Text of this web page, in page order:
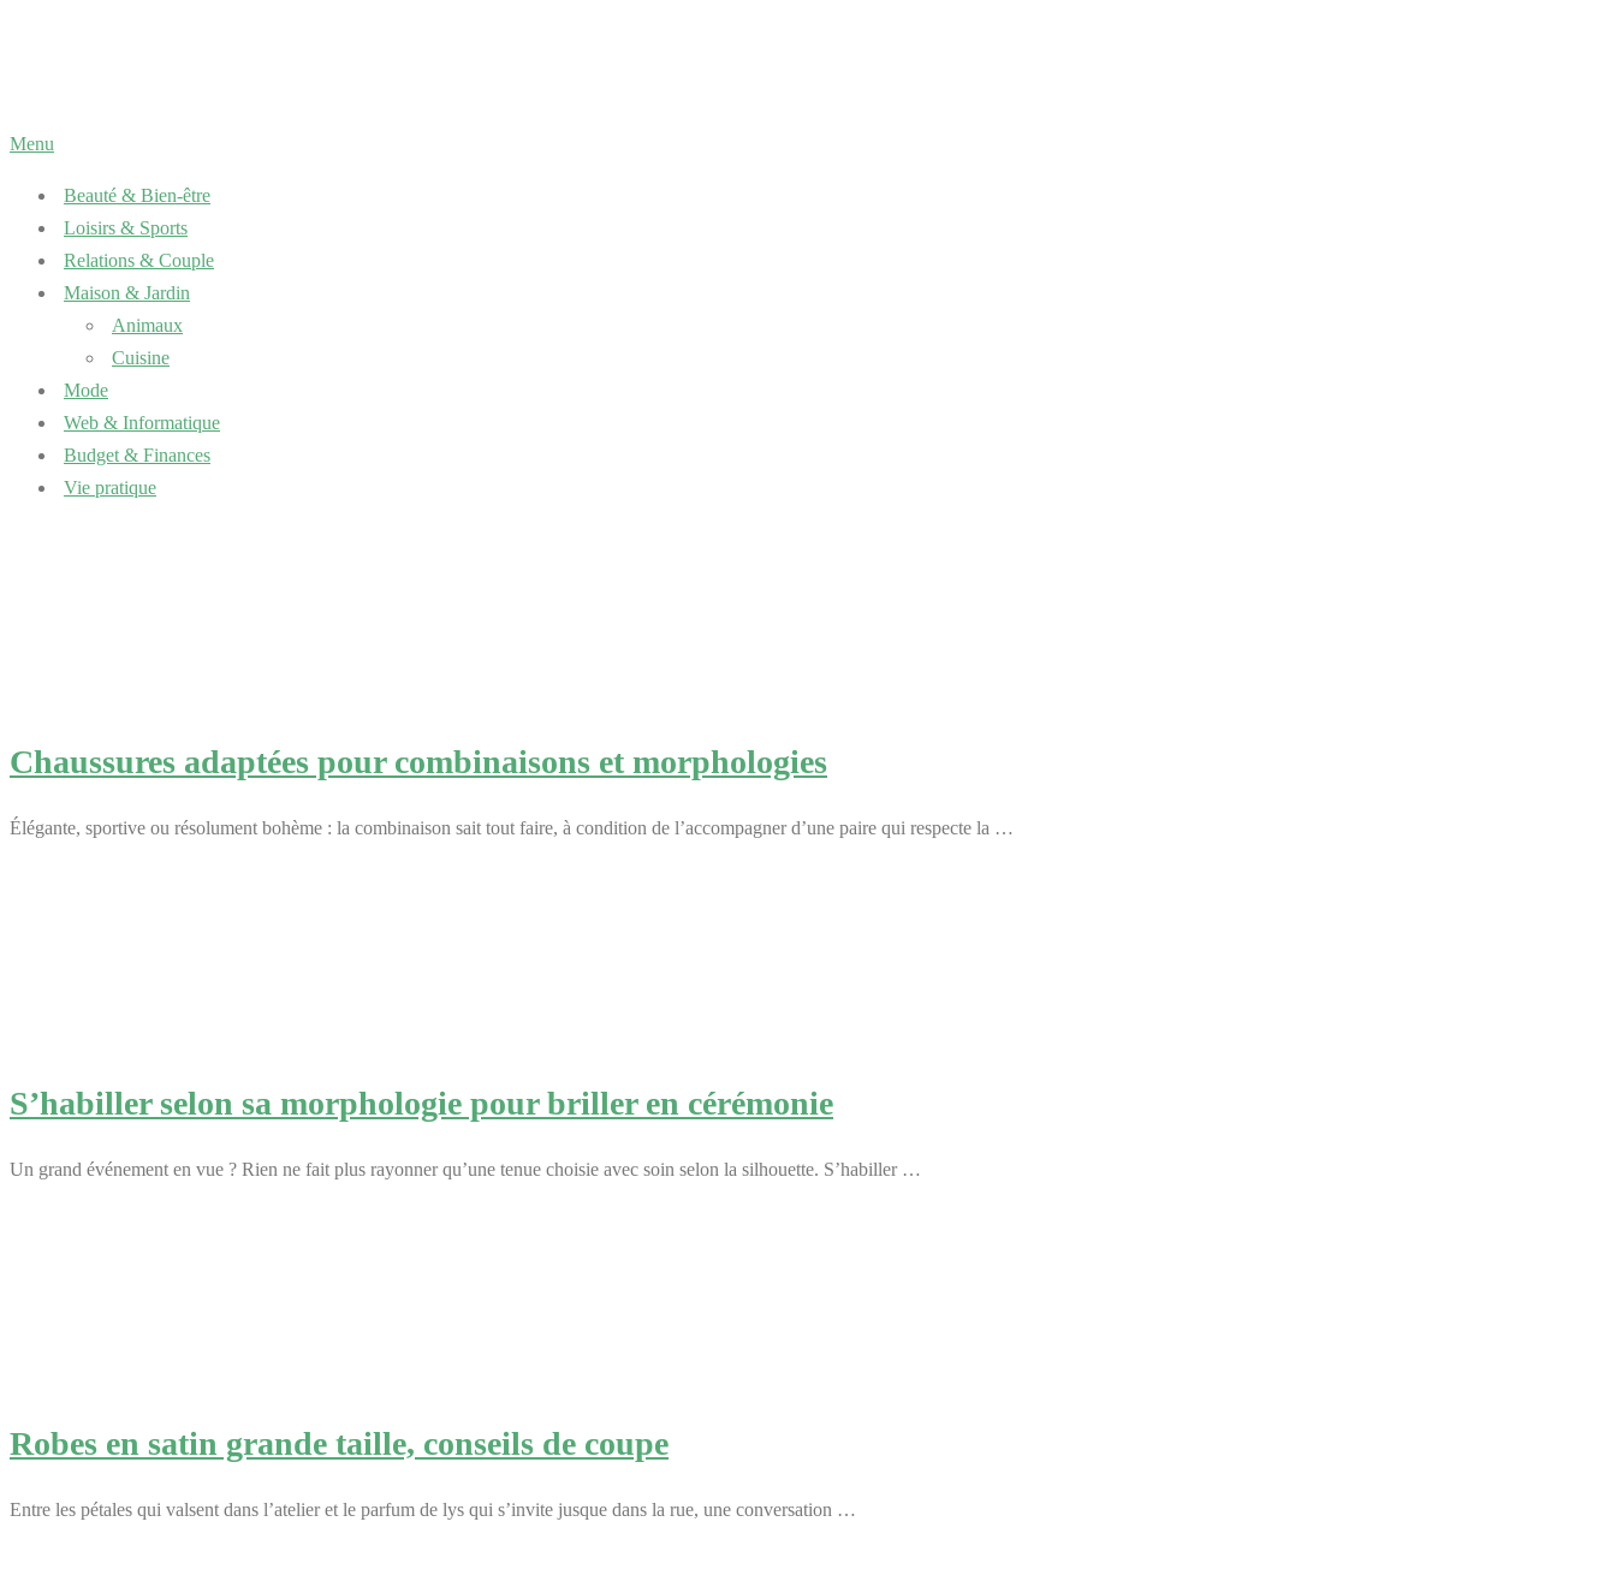
Menu
Beauté & Bien-être
Loisirs & Sports
Relations & Couple
Maison & Jardin
Animaux
Cuisine
Mode
Web & Informatique
Budget & Finances
Vie pratique
Chaussures adaptées pour combinaisons et morphologies
Élégante, sportive ou résolument bohème : la combinaison sait tout faire, à condition de l’accompagner d’une paire qui respecte la …
S’habiller selon sa morphologie pour briller en cérémonie
Un grand événement en vue ? Rien ne fait plus rayonner qu’une tenue choisie avec soin selon la silhouette. S’habiller …
Robes en satin grande taille, conseils de coupe
Entre les pétales qui valsent dans l’atelier et le parfum de lys qui s’invite jusque dans la rue, une conversation …